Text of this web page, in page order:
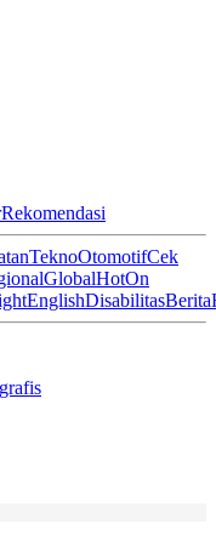
Rekomendasi
TeknoOtomotifCek
GlobalHotOn
EnglishDisabilitasBerita